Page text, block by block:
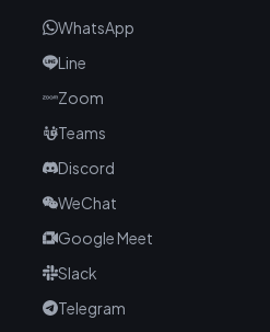
WhatsApp
Line
Zoom
Teams
Discord
WeChat
Google Meet
Slack
Telegram